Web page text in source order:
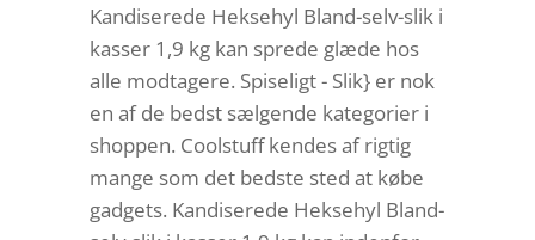
Kandiserede Heksehyl Bland-selv-slik i
kasser 1,9 kg kan sprede glæde hos
alle modtagere. Spiseligt - Slik} er nok
en af de bedst sælgende kategorier i
shoppen. Coolstuff kendes af rigtig
mange som det bedste sted at købe
gadgets. Kandiserede Heksehyl Bland-